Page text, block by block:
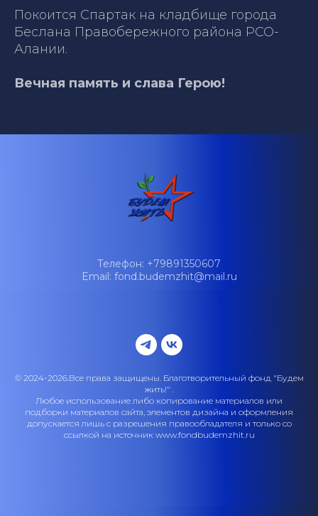
Покоится Спартак на кладбище города
Беслана Правобережного района РСО-
Алании.
Вечная память и слава Герою!
Телефон: +79891350607
Email: fond.budemzhit@mail.ru
© 2024-2026.Все права защищены. Благотворительный фонд "Будем
жить!" .
Любое использование либо копирование материалов или
подборки материалов сайта, элементов дизайна и оформления
допускается лишь с разрешения правообладателя и только со
ссылкой на источник www.fondbudemzhit.ru